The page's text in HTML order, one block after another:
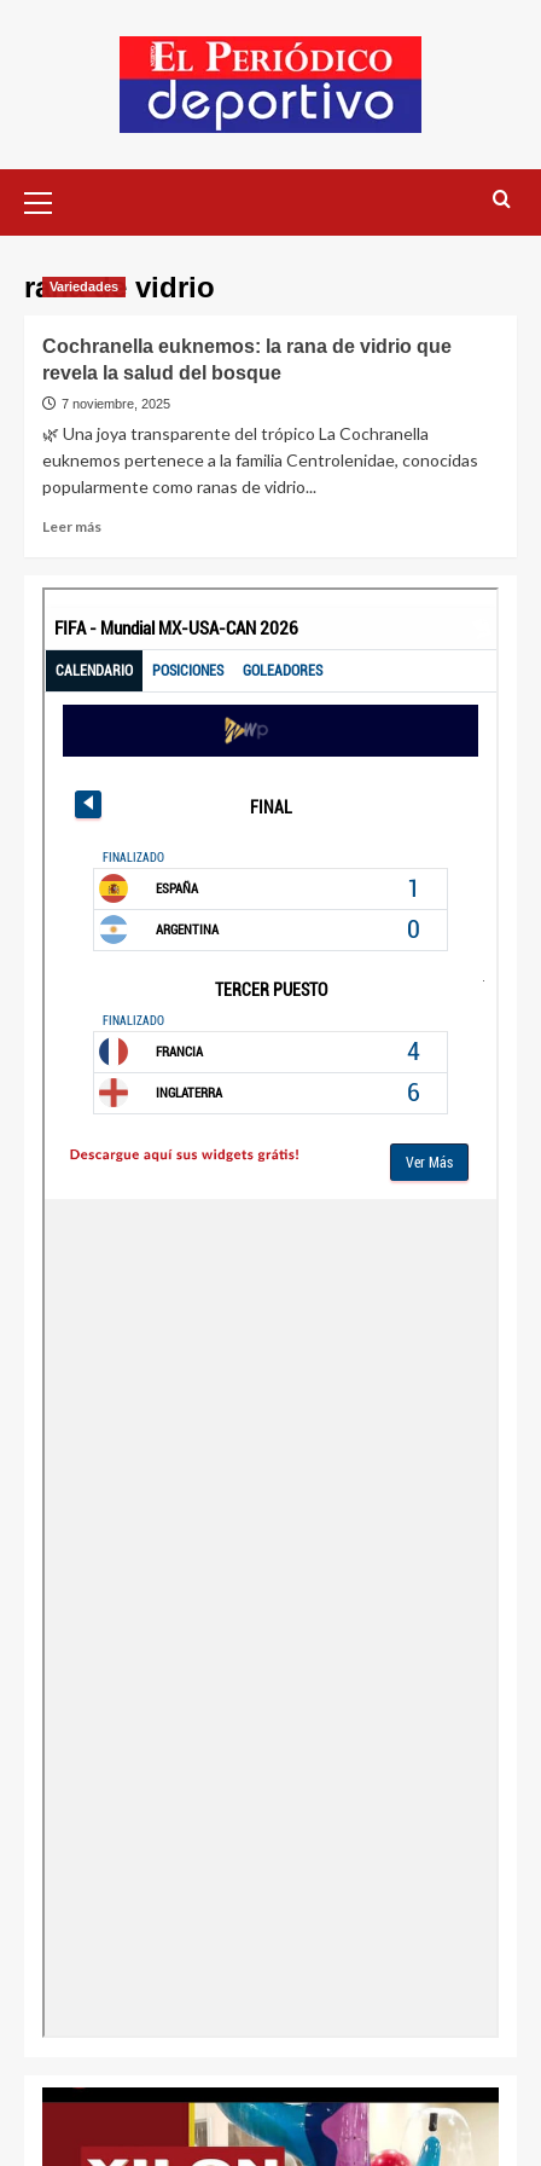
rana de vidrio
Variedades
Cochranella euknemos: la rana de vidrio que
revela la salud del bosque
7 noviembre, 2025
🌿 Una joya transparente del trópico La Cochranella
euknemos pertenece a la familia Centrolenidae, conocidas
popularmente como ranas de vidrio...
Leer más